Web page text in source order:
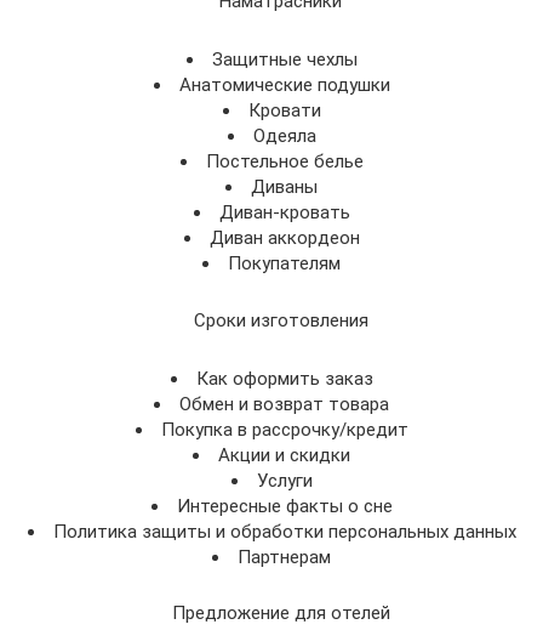
Защитные чехлы
Анатомические подушки
Кровати
Одеяла
Постельное белье
Диваны
Диван-кровать
Диван аккордеон
Покупателям
Сроки изготовления
Как оформить заказ
Обмен и возврат товара
Покупка в рассрочку/кредит
Акции и скидки
Услуги
Интересные факты о сне
Политика защиты и обработки персональных данных
Партнерам
Предложение для отелей